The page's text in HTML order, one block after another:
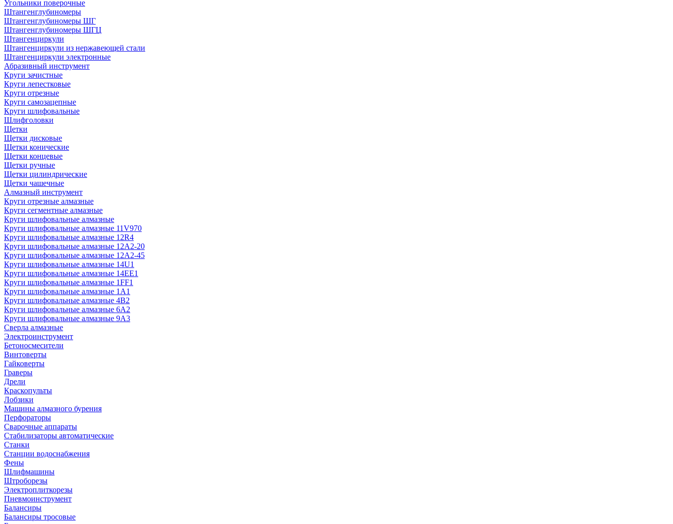
Угольники поверочные
Штангенглубиномеры
Штангенглубиномеры ШГ
Штангенглубиномеры ШГЦ
Штангенциркули
Штангенциркули из нержавеющей стали
Штангенциркули электронные
Абразивный инструмент
Круги зачистные
Круги лепестковые
Круги отрезные
Круги самозацепные
Круги шлифовальные
Шлифголовки
Щетки
Щетки дисковые
Щетки конические
Щетки концевые
Щетки ручные
Щетки цилиндрические
Щетки чашечные
Алмазный инструмент
Круги отрезные алмазные
Круги сегментные алмазные
Круги шлифовальные алмазные
Круги шлифовальные алмазные 11V970
Круги шлифовальные алмазные 12R4
Круги шлифовальные алмазные 12А2-20
Круги шлифовальные алмазные 12А2-45
Круги шлифовальные алмазные 14U1
Круги шлифовальные алмазные 14ЕЕ1
Круги шлифовальные алмазные 1FF1
Круги шлифовальные алмазные 1А1
Круги шлифовальные алмазные 4В2
Круги шлифовальные алмазные 6A2
Круги шлифовальные алмазные 9А3
Сверла алмазные
Электроинструмент
Бетоносмесители
Винтоверты
Гайковерты
Граверы
Дрели
Краскопульты
Лобзики
Машины алмазного бурения
Перфораторы
Сварочные аппараты
Стабилизаторы автоматические
Станки
Станции водоснабжения
Фены
Шлифмашины
Штроборезы
Электроплиткорезы
Пневмоинструмент
Балансиры
Балансиры тросовые